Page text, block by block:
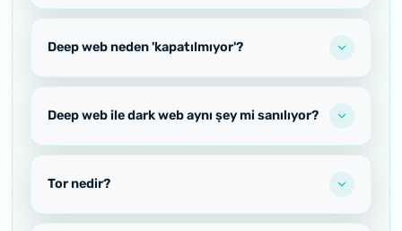
Deep web neden 'kapatılmıyor'?
Deep web ile dark web aynı şey mi sanılıyor?
Tor nedir?